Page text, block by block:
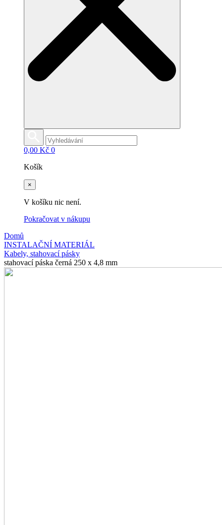
0,00 Kč 0
Košík
×
V košíku nic není.
Pokračovat v nákupu
Domů
INSTALAČNÍ MATERIÁL
Kabely, stahovací pásky
stahovací páska černá 250 x 4,8 mm